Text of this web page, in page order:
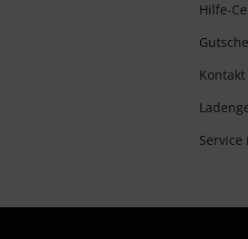
Hilfe-
Kontakt